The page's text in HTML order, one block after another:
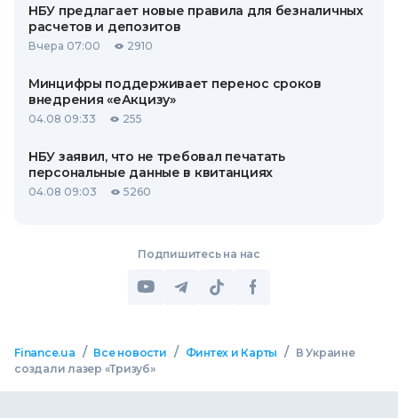
НБУ предлагает новые правила для безналичных
расчетов и депозитов
Вчера 07:00 2910
Минцифры поддерживает перенос сроков
внедрения «еАкцизу»
04.08 09:33 255
НБУ заявил, что не требовал печатать
персональные данные в квитанциях
04.08 09:03 5260
Подпишитесь на нас
Finance.ua / Все новости / Финтех и Карты /
В Украине
создали лазер «Тризуб»